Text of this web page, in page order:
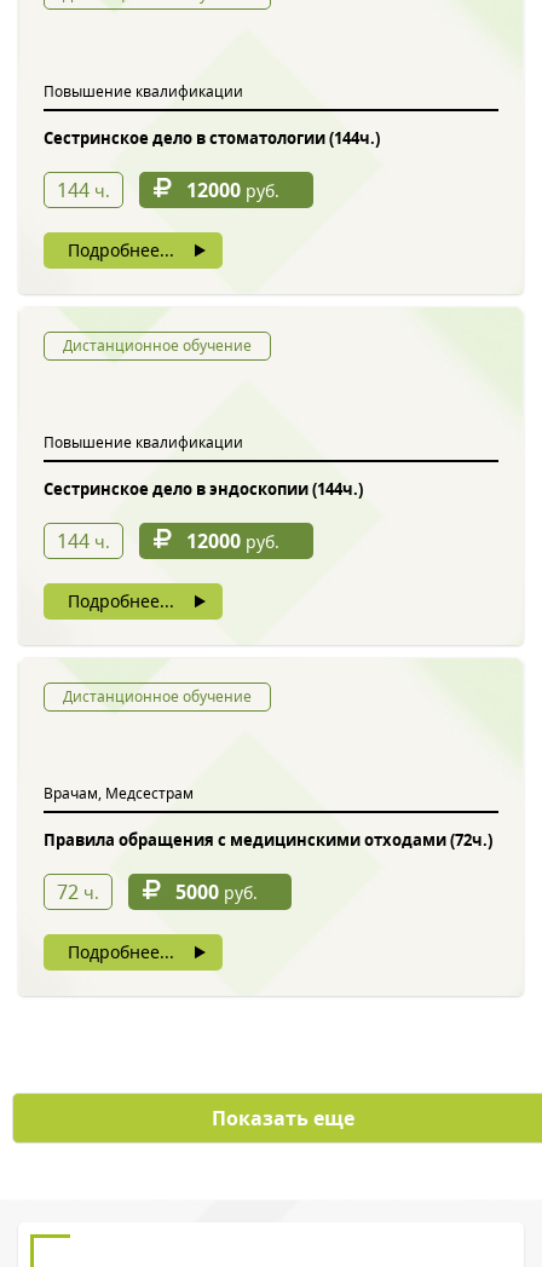
Повышение квалификации
Сестринское дело в стоматологии (144ч.)
144 ч. 12000 руб.
Подробнее...
Дистанционное обучение
Повышение квалификации
Сестринское дело в эндоскопии (144ч.)
144 ч. 12000 руб.
Подробнее...
Дистанционное обучение
Врачам, Медсестрам
Правила обращения с медицинскими отходами (72ч.)
72 ч. 5000 руб.
Подробнее...
Показать еще
Нажимая на кнопку, вы даете согласие на обработку своих